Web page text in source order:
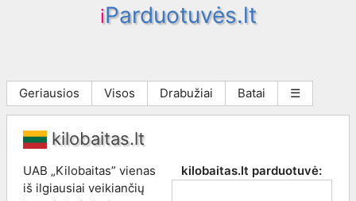
iParduotuvės.lt
Geriausios Visos Drabužiai Batai ☰
kilobaitas.lt
kilobaitas.lt parduotuvė:
UAB „Kilobaitas” vienas
iš ilgiausiai veikiančių